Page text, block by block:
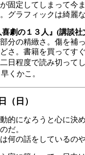
固定してしまって今
グラフィックは綺麗
劇の１３人』(講談社
分の精緻さ。傷を補
さ。書籍を買ってす
日程度で読み切って
くかこ。
（日）
的になろうと心に決
だ。
の話をしているのや